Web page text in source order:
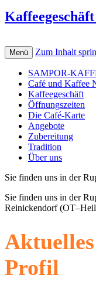
Menü Zum Inhalt
SAMPOR-
Café und Kaffee
Kaffeegeschäft
Öffnungszeiten
Die Café-Karte
Angebote
Zubereitung
Tradition
Über uns
Sie finden uns in der
Sie finden uns in der
Reinickendorf
Profil